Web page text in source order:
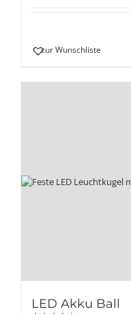
zur Wunschliste
LED Akku Ball